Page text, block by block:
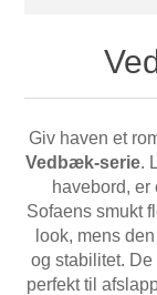
Giv haven et
Vedbæk-serie.
havebord,
Sofaens smukt
look, mens
og stabilitet.
perfekt til